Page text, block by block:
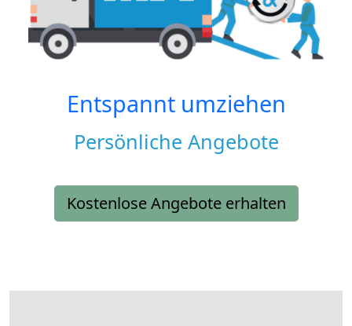
Entspannt umziehen
Persönliche Angebote
Kostenlose Angebote erhalten